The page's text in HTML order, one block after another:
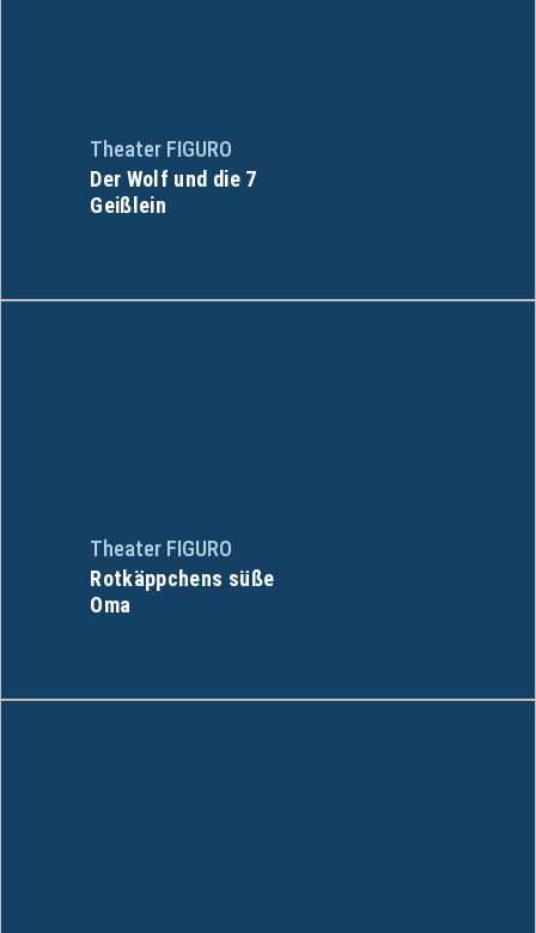
Theater FIGURO
Der Wolf und die 7
Geißlein
Theater FIGURO
Rotkäppchens süße
Oma